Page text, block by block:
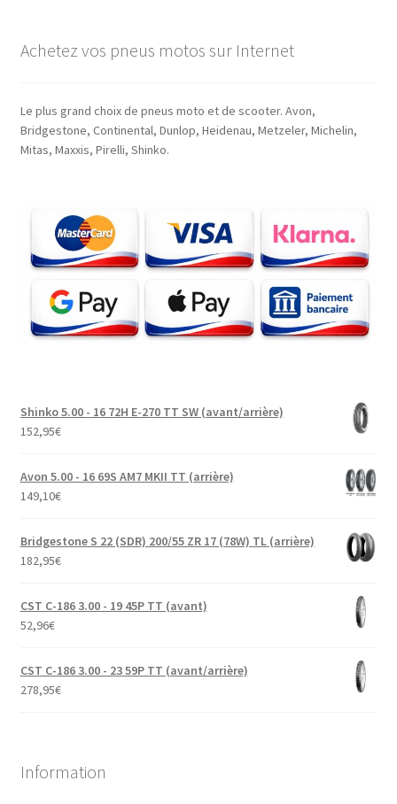
Achetez vos pneus motos sur Internet
Le plus grand choix de pneus moto et de scooter. Avon,
Bridgestone, Continental, Dunlop, Heidenau, Metzeler, Michelin,
Mitas, Maxxis, Pirelli, Shinko.
Shinko 5.00 - 16 72H E-270 TT SW (avant/arrière)
152,95€
Avon 5.00 - 16 69S AM7 MKII TT (arrière)
149,10€
Bridgestone S 22 (SDR) 200/55 ZR 17 (78W) TL (arrière)
182,95€
CST C-186 3.00 - 19 45P TT (avant)
52,96€
CST C-186 3.00 - 23 59P TT (avant/arrière)
278,95€
Information